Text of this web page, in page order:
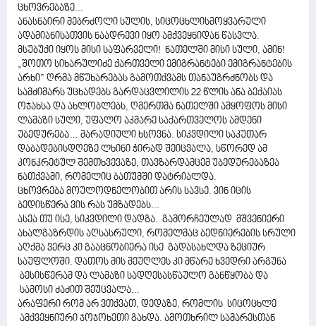
ცხოვრებაზე...
ანასნაირი მებრძოლი სულის, სიცოცხლისმოყვარული
ადამიანისათვის ნაადრევი იყო ამქვეყნიდან წასვლა.
მსუბუქი იყოს მისი საფარველი! ნათელში მისი სული, ამინ!
„შოთო სიხარულიძე ქართველი ემიგრანტები ემიგრანტების
არხი” ღრმა მწუხარებას გამოთქვამს თანაუგრძნობს და
სამძიმარს უცხადებს გარდაცვლილის 22 წლის ანა ბექაიას
ოჯახსა და ახლობლებს, ღმერთმა ნათელში ამყოფოს მისი
ლამაზი სული, უფალო აკმარე საქართველოს ამდენი
უბედურება… მარადიული ხსოვნა. სიკვდილი საკუთარ
დაბადებისდღეზე ლხინი ჭირად შეიცვალა, სწორედ ამ
კონკრეტულ შემთხვევაზე, თავზარდამცემ უბედურებაზეა
ნათქვამი, რომელიც ბათუმში დატრიალდა.
ცხოვრება მოულოდნელობით არის სავსე. ვინ იცის
ბედისწერა ვის რას უმზადებს...
ასეა თუ ისე, სიკვდილი დადგა. გამორჩეულად მშვენიერი
ახალგაზრდის აღსასრული, რომელმაც ბედნიერების სრული
აღქმა ვერც კი გააცნობიერა ისე გადასახლდა ზეციურ
საუფლოში. დათოს მის მეუღლეს კი მწარე ხვედრი არგუნა
ბესისწერამ და ლამაზი სადღესასწაულო განწყობა და
სამოსი ძაძით შეუცვალა...
არაფერი რომ არ ვთქვათ, დედაზე, რომლის სიცოცხლე
ამქვეყნიური ჯოჯოხეთი გახდა. ამოთხრილ სამარესთან